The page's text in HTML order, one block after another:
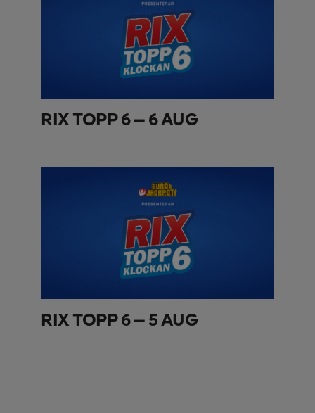
RIX TOPP 6 – 6 AUG
RIX TOPP 6 – 5 AUG